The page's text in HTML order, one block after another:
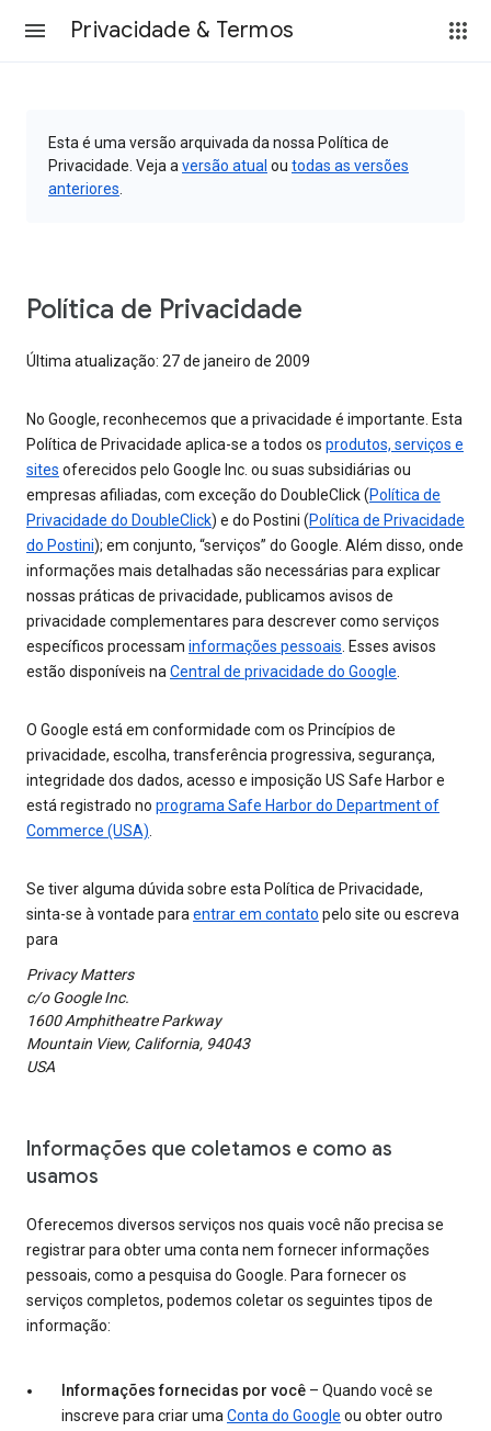
Privacidade & Termos
Esta é uma versão arquivada da nossa Política de
Privacidade. Veja a versão atual ou todas as versões
anteriores
Política de Privacidade
Última atualização: 27 de janeiro de 2009
No Google, reconhecemos que a privacidade é importante. Esta
Política de Privacidade aplica-se a todos os produtos, serviços e
sites oferecidos pelo Google Inc. ou suas subsidiárias ou
empresas afiliadas, com exceção do DoubleClick (Política de
Privacidade do DoubleClick) e do Postini (Política de Privacidade
do Postini); em conjunto, “serviços” do Google. Além disso, onde
informações mais detalhadas são necessárias para explicar
nossas práticas de privacidade, publicamos avisos de
privacidade complementares para descrever como serviços
específicos processam informações pessoais . Esses avisos
estão disponíveis na Central de privacidade do Google
O Google está em conformidade com os Princípios de
privacidade, escolha, transferência progressiva, segurança,
integridade dos dados, acesso e imposição US Safe Harbor e
está registrado no programa Safe Harbor do Department of
Commerce (USA)
Se tiver alguma dúvida sobre esta Política de Privacidade,
sinta-se à vontade para entrar em contato pelo site ou escreva
para
Privacy Matters
c/o Google Inc.
1600 Amphitheatre Parkway
Mountain View, California, 94043
USA
Informações que coletamos e como as
usamos
Oferecemos diversos serviços nos quais você não precisa se
registrar para obter uma conta nem fornecer informações
pessoais, como a pesquisa do Google. Para fornecer os
serviços completos, podemos coletar os seguintes tipos de
informação:
Informações fornecidas por você – Quando você se
inscreve para criar uma Conta do Google ou obter outro